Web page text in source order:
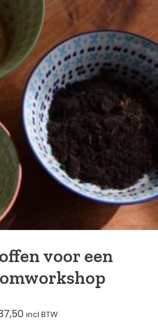
voor een
incl BTW